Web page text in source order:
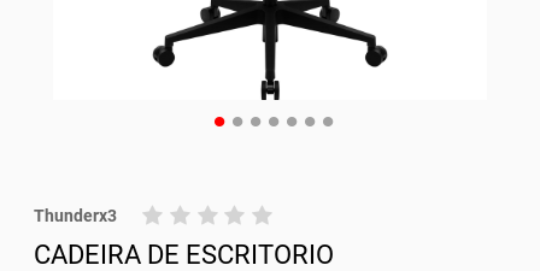
Thunderx3
CADEIRA DE ESCRITORIO